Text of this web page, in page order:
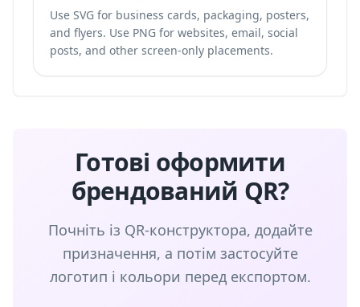
Use SVG for business cards, packaging, posters,
and flyers. Use PNG for websites, email, social
posts, and other screen-only placements.
Готові оформити
брендований QR?
Почніть із QR-конструктора, додайте
призначення, а потім застосуйте
логотип і кольори перед експортом.